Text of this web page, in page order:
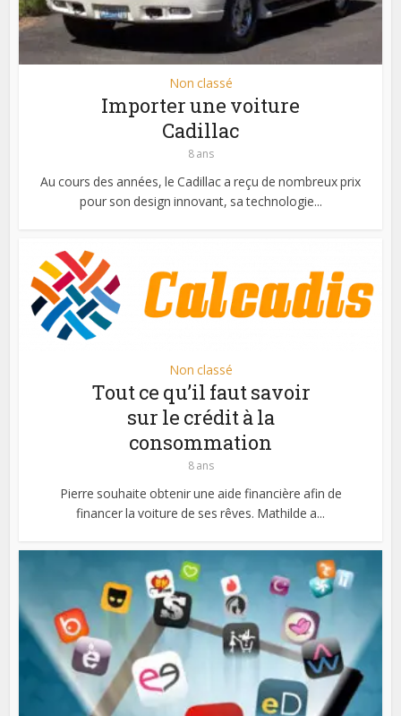
Non classé
Importer une voiture
Cadillac
8 ans
Au cours des années, le Cadillac a reçu de nombreux prix
pour son design innovant, sa technologie...
Non classé
Tout ce qu’il faut savoir
sur le crédit à la
consommation
8 ans
Pierre souhaite obtenir une aide financière afin de
financer la voiture de ses rêves. Mathilde a...